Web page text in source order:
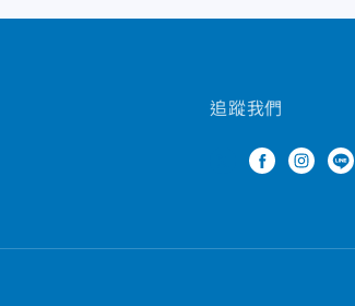
追蹤我們